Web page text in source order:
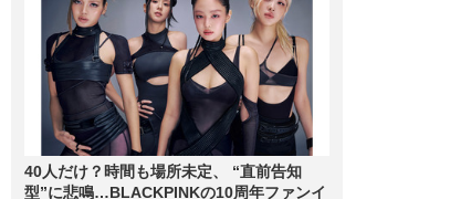
40人だけ？時間も場所未定、 “直前告知
型”に悲鳴…BLACKPINKの10周年ファンイ